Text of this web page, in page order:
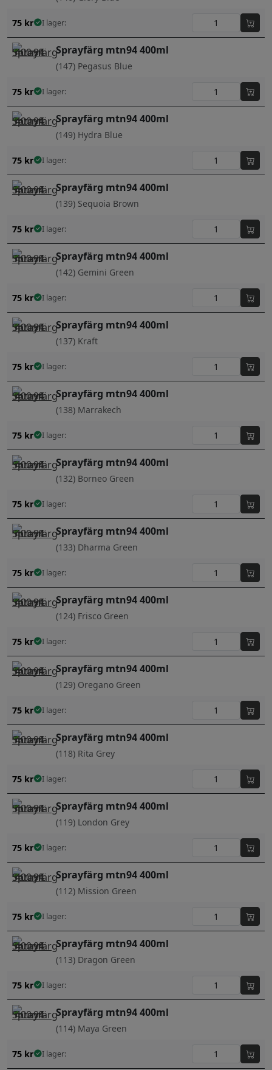
75 kr I lager:
Sprayfärg mtn94 400ml
(147) Pegasus Blue
75 kr I lager:
Sprayfärg mtn94 400ml
(149) Hydra Blue
75 kr I lager:
Sprayfärg mtn94 400ml
(139) Sequoia Brown
75 kr I lager:
Sprayfärg mtn94 400ml
(142) Gemini Green
75 kr I lager:
Sprayfärg mtn94 400ml
(137) Kraft
75 kr I lager:
Sprayfärg mtn94 400ml
(138) Marrakech
75 kr I lager:
Sprayfärg mtn94 400ml
(132) Borneo Green
75 kr I lager:
Sprayfärg mtn94 400ml
(133) Dharma Green
75 kr I lager:
Sprayfärg mtn94 400ml
(124) Frisco Green
75 kr I lager:
Sprayfärg mtn94 400ml
(129) Oregano Green
75 kr I lager:
Sprayfärg mtn94 400ml
(118) Rita Grey
75 kr I lager:
Sprayfärg mtn94 400ml
(119) London Grey
75 kr I lager:
Sprayfärg mtn94 400ml
(112) Mission Green
75 kr I lager:
Sprayfärg mtn94 400ml
(113) Dragon Green
75 kr I lager:
Sprayfärg mtn94 400ml
(114) Maya Green
75 kr I lager: